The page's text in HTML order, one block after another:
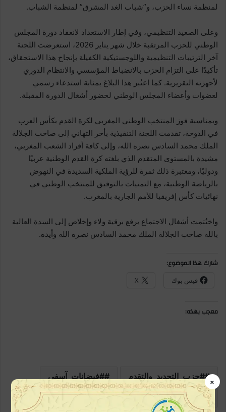
لمنظمة نساء الحزب، و”شباب الغد المشرق” لمنظمة الشباب.
وعلى الصعيد التنظيمي، وفي إطار الاستعداد لانعقاد دورة المجلس
الوطني للحزب المرتقبة خلال شهر يناير 2026، استعرضت اللجنة
آخر الترتيبات التنظيمية واللوجستيكية الكفيلة بإنجاح هذا الاستحقاق،
تأكيدًا على التزام الحزب بالانضباط المؤسسي والانتظام الدوري
لأجهزته التقريرية. كما اعتُبر هذا البلاغ بمثابة استدعاء رسمي
لعضوات وأعضاء المجلس الوطني لحضور أشغال الدورة المقبلة.
وبمناسبة فوز المنتخب الوطني المغربي لكرة القدم بكأس العرب
في الدوحة، تقدمت اللجنة التنفيذية بأحر التهاني إلى صاحب الجلالة
الملك محمد السادس نصره الله، وإلى كافة أفراد الشعب المغربي،
مشيدة بالمستوى المتقدم الذي بلغته كرة القدم الوطنية عربيًا
ودوليًا، ومعتبرة ذلك ثمرة للرؤية الملكية السديدة في النهوض
بالرياضة الوطنية، مع التمنيات بالتوفيق للمنتخب الوطني في
نهائيات كأس إفريقيا للأمم الجارية بالمغرب.
واختُتمت أشغال الاجتماع برفع برقية ولاء وإخلاص إلى السدة العالية
بالله صاحب الجلالة الملك محمد السادس نصره الله وأيده.
شارك هذا الموضوع:
فيس بوك X
معجب بهذه:
#حزب_التجديد_والتقدم #فيضانات_آسفي
فاس
×